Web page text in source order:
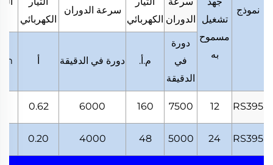
نموذج
تشغيل
مسموح
به
الدوران الكهربائي
سرعة الدوران
الكهربائي
دورة
في
الدقيقة
م.أ. دورة في الدقيقة أ
RS395
12
7500
160
6000
0.62
RS395
24
5000
48
4000
0.20